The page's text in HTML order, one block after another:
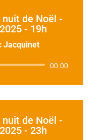
de Noël -
- 19h
Jacquinet
00:00
de Noël -
- 23h